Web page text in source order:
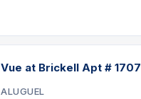
Vue at Brickell Apt # 1707
ALUGUEL